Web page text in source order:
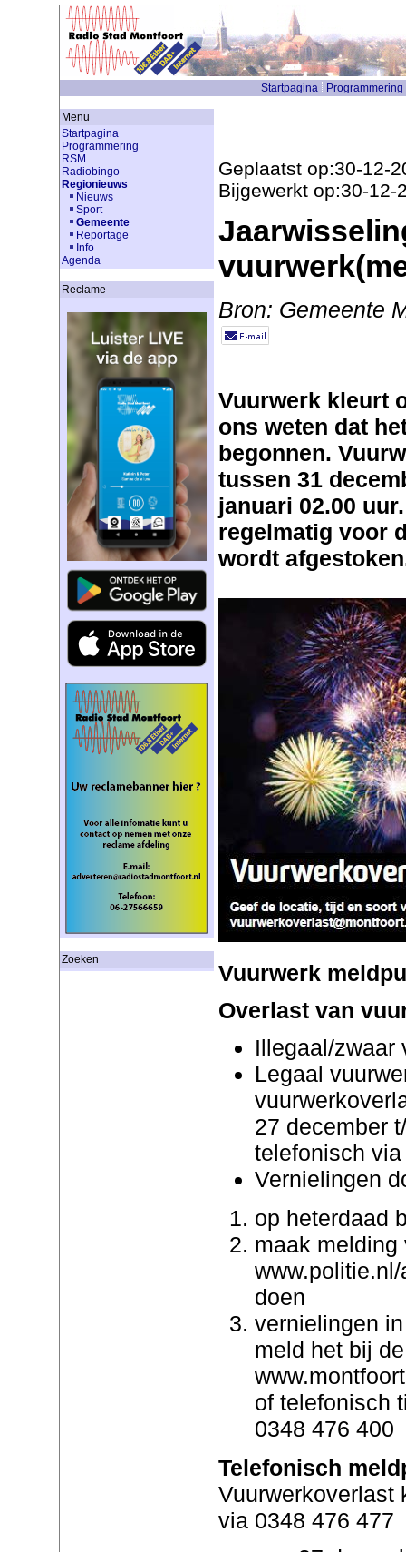
Startpagina Programmering
Menu
Startpagina
Programmering
RSM
Radiobingo
Regionieuws
Nieuws
Sport
Gemeente
Reportage
Info
Agenda
Reclame
Zoeken
Geplaatst op:30-12-
Bijgewerkt op:30-12-
Bron: Gemeente
Vuurwerk kleurt
ons weten dat
begonnen.
tussen 31
januari 02.00
regelmatig voor
wordt
Vuurwerk
Overlast van
Illegaal/zwaar
Legaal
27 december
telefonisch
Vernielingen
op heterdaad
maak melding
doen
vernielingen
meld het bij
of telefonisch
0348 476 400
Telefonisch
Vuurwerkoverlast
via 0348 476 477